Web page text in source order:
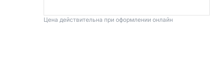
Цена действительна при оформлении онлайн